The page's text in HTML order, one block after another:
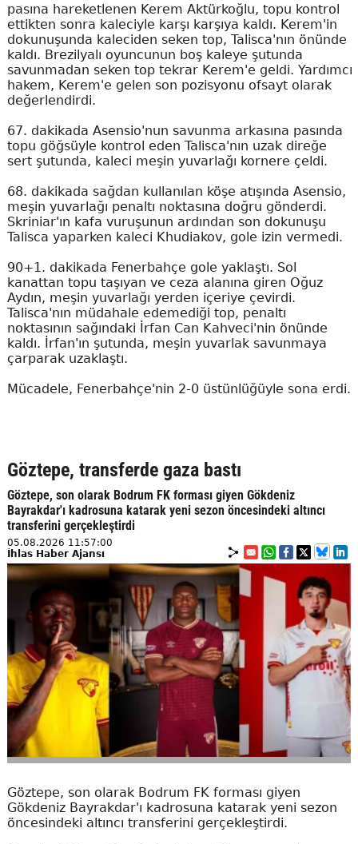
pasına hareketlenen Kerem Aktürkoğlu, topu kontrol
ettikten sonra kaleciyle karşı karşıya kaldı. Kerem'in
dokunuşunda kaleciden seken top, Talisca'nın önünde
kaldı. Brezilyalı oyuncunun boş kaleye şutunda
savunmadan seken top tekrar Kerem'e geldi. Yardımcı
hakem, Kerem'e gelen son pozisyonu ofsayt olarak
değerlendirdi.
67. dakikada Asensio'nun savunma arkasına pasında
topu göğsüyle kontrol eden Talisca'nın uzak direğe
sert şutunda, kaleci meşin yuvarlağı kornere çeldi.
68. dakikada sağdan kullanılan köşe atışında Asensio,
meşin yuvarlağı penaltı noktasına doğru gönderdi.
Skriniar'ın kafa vuruşunun ardından son dokunuşu
Talisca yaparken kaleci Khudiakov, gole izin vermedi.
90+1. dakikada Fenerbahçe gole yaklaştı. Sol
kanattan topu taşıyan ve ceza alanına giren Oğuz
Aydın, meşin yuvarlağı yerden içeriye çevirdi.
Talisca'nın müdahale edemediği top, penaltı
noktasının sağındaki İrfan Can Kahveci'nin önünde
kaldı. İrfan'ın şutunda, meşin yuvarlak savunmaya
çarparak uzaklaştı.
Mücadele, Fenerbahçe'nin 2-0 üstünlüğüyle sona erdi.
Göztepe, transferde gaza bastı
Göztepe, son olarak Bodrum FK forması giyen Gökdeniz
Bayrakdar'ı kadrosuna katarak yeni sezon öncesindeki altıncı
transferini gerçekleştirdi
05.08.2026 11:57:00
İhlas Haber Ajansı
Göztepe, son olarak Bodrum FK forması giyen
Gökdeniz Bayrakdar'ı kadrosuna katarak yeni sezon
öncesindeki altıncı transferini gerçekleştirdi.